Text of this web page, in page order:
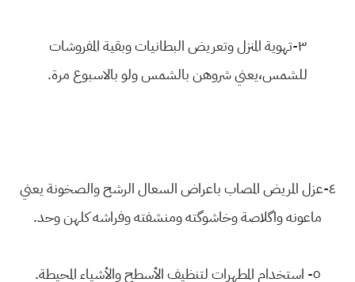
٣-تهوية المنزل وتعريض البطانيات وبقية المفروشات
للشمس،يعني شروهن بالشمس ولو بالاسبوع مرة.
٤-عزل المريض المصاب باعراض السعال الرشح والصخونة يعني
ماعونه واگلاصة وخاشوگته ومنشفته وفراشه كلهن وحد.
٥- استخدام المطهرات لتنظيف الأسطح والأشياء المحيطة.